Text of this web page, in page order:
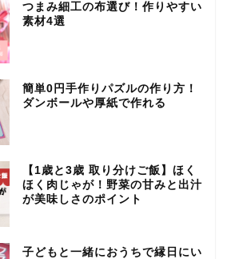
つまみ細工の布選び！作りやすい
素材4選
簡単0円手作りパズルの作り方！
ダンボールや厚紙で作れる
【1歳と3歳 取り分けご飯】ほく
ほく肉じゃが！野菜の甘みと出汁
が美味しさのポイント
子どもと一緒におうちで縁日にい